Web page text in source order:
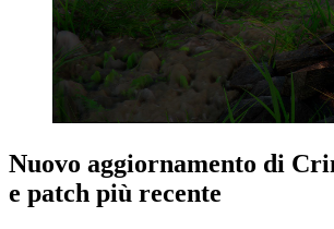
Nuovo aggiornamento di
e patch più recente